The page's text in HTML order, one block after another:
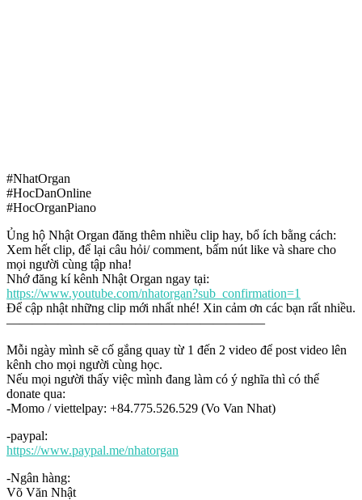
#NhatOrgan
#HocDanOnline
#HocOrganPiano
Ủng hộ Nhật Organ đăng thêm nhiều clip hay, bổ ích bằng cách:
Xem hết clip, để lại câu hỏi/ comment, bấm nút like và share cho
mọi người cùng tập nha!
Nhớ đăng kí kênh Nhật Organ ngay tại:
https://www.youtube.com/nhatorgan?sub_confirmation=1
Để cập nhật những clip mới nhất nhé! Xin cảm ơn các bạn rất nhiều.
————————————————————
Mỗi ngày mình sẽ cố gắng quay từ 1 đến 2 video để post video lên
kênh cho mọi người cùng học.
Nếu mọi người thấy việc mình đang làm có ý nghĩa thì có thể
donate qua:
-Momo / viettelpay: +84.775.526.529 (Vo Van Nhat)
-paypal:
https://www.paypal.me/nhatorgan
-Ngân hàng:
Võ Văn Nhật